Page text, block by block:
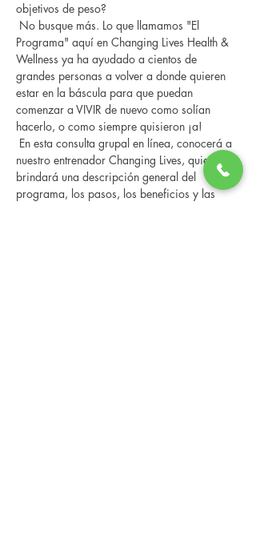
objetivos de peso?
Programa" aquí en Changing Lives Health &
Wellness ya ha ayudado a cientos de
grandes personas a volver a donde quieren
estar en la báscula para que puedan
comenzar a VIVIR de nuevo como solían
hacerlo, o como siempre quisieron ¡a!
nuestro entrenador Changing Lives, quien le
brindará una descripción general del
programa, los pasos, los beneficios y las